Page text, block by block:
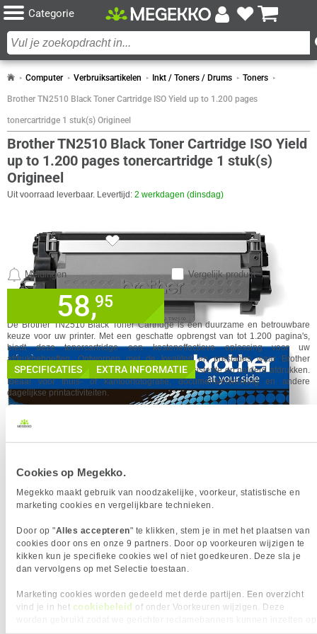
Cookies op Megekko.
Megekko maakt gebruik van noodzakelijke, voorkeur, statistische en
marketing cookies en vergelijkbare technieken.
Door op "Alles accepteren" te klikken, stem je in met het plaatsen van
cookies door ons en onze 9 partners. Door op voorkeuren wijzigen te
kikken kun je specifieke cookies wel of niet goedkeuren. Deze sla je
dan vervolgens op met Selectie toestaan.
Marketing cookies worden gedeeld met derde partijen. Een overzicht
vind je in het cookiebeleid of onder Voorkeuren wijzigen. Deze
Categorie
Computer Verbruiksartikelen Inkt / Toners / Drums Toners
Brother TN2510 Black Toner Cartridge ISO Yield up to 1.200 pages
tonercartridge 1 stuk(s) Origineel
Brother TN2510 Black Toner Cartridge ISO Yield
up to 1.200 pages tonercartridge 1 stuk(s)
Origineel
Uit voorraad leverbaar. Levertijd: 2 werkdagen (dinsdag)
❮
De Brother TN2510 Black Toner Cartridge is een duurzame en betrouwbare
keuze voor uw printer. Met een geschatte opbrengst van tot 1.200 pagina's,
biedt deze tonercartridge een kosteneffectieve oplossing voor uw
afdrukbehoeften. Ontworpen met de kwaliteit en prestaties waar Brother
bekend om staat, levert deze tonercartridge consistente en heldere afdrukken.
Ideaal voor thuis- of kantoorfotografie, documentverwerking en andere
dagelijkse printactiviteiten.
Zwart
✓︎
Printcapaciteit
1200 Pagina(s)
Verkrijgbaar sinds
September 2023
Vendorcode
TN2510
Garantie
24 maanden
58,95
% STAFFELKORTING MOGELIJK
IN WINKELMAND
✓ 30 dagen bedenktermijn!
✓ 24 maanden garantie!
✓ Achteraf betalen!
Vergelijk product
Meldingen
GA NAAR
SPECIFICATIES EXTRA INFORMATIE
SPECIFICATIES
DESIGN
Eigenschap Waarde
Compatibiliteit
MFC-L2860DWE, DCP-L2627DWE, HL-
L2400DWE
Origineel
GEWICHT EN OMVANG
Eigenschap Waarde
Breedte
121 mm
Diepte
177 mm
Gewicht
460 g
KENMERKEN
Eigenschap Waarde
Aantal Cartridges / Toners
1
Merkcompatibiliteit
Zwart
✓︎
Type aanbod
Enkele verpakking
PRODUCT INFORMATIE
EAN
4977766830270
Artikelnr
949528